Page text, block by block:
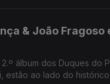
& João Fragoso
álbum dos Duques do
estão ao lado do